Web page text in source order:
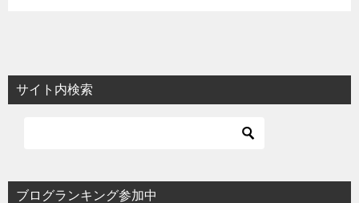
サイト内検索
ブログランキング参加中